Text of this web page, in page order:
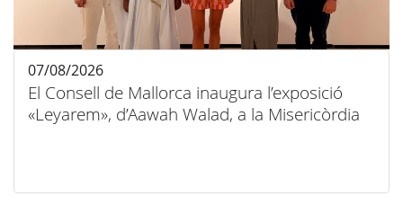
El Consell de Mallorca inaugura l’exposició
«Leyarem», d’Aawah Walad, a la Misericòrdia
07/08/2026